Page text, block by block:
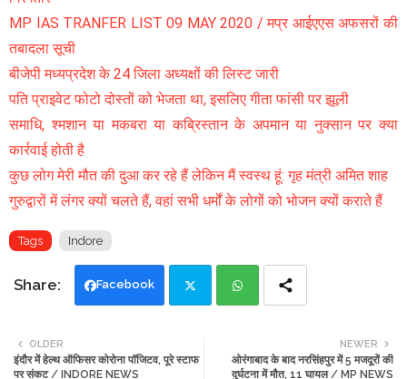
MP IAS TRANFER LIST 09 MAY 2020 / मप्र आईएएस अफसरों की
तबादला सूची
बीजेपी मध्यप्रदेश के 24 जिला अध्यक्षों की लिस्ट जारी
पति प्राइवेट फोटो दोस्तों को भेजता था, इसलिए गीता फांसी पर झूली
समाधि, श्मशान या मकबरा या कब्रिस्तान के अपमान या नुक्सान पर क्या
कार्रवाई होती है
कुछ लोग मेरी मौत की दुआ कर रहे हैं लेकिन मैं स्वस्थ हूं: गृह मंत्री अमित शाह
गुरुद्वारों में लंगर क्यों चलते हैं, वहां सभी धर्मों के लोगों को भोजन क्यों कराते हैं
Tags Indore
Facebook
tte ats
NEWER
ओरंगाबाद के बाद नरसिंहपुर में 5 मजदूरों की
दुर्घटना में मौत, 11 घायल / MP NEWS
OLDER
इंदौर में हेल्थ ऑफिसर कोरोना पॉजिटव, पूरे स्टाफ
पर संकट / INDORE NEWS